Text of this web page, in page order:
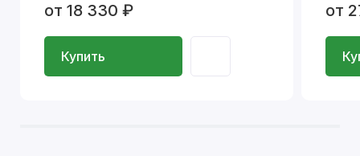
от 18 330 ₽
Купить
от